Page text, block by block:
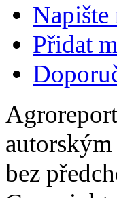
Napište
Přidat
bez